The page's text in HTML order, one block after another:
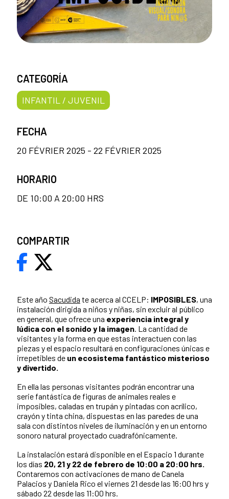
Este año Sacudida te acerca al CCELP: IMPOSIBLES, una
instalación dirigida a niños y niñas, sin excluir al público
en general, que ofrece una experiencia integral y
lúdica con el sonido y la imagen. La cantidad de
visitantes y la forma en que estas interactuen con las
piezas y el espacio resultará en configuraciones únicas e
irrepetibles de un ecosistema fantástico misterioso
y divertido.
En ella las personas visitantes podrán encontrar una
serie fantástica de figuras de animales reales e
imposibles, caladas en trupán y pintadas con acrílico,
crayón y tinta china, dispuestas en las paredes de una
sala con distintos niveles de iluminación y en un entorno
sonoro natural proyectado cuadrafónicamente.
La instalación estará disponible en el Espacio 1 durante
los días 20, 21 y 22 de febrero de 10:00 a 20:00 hrs.
Contaremos con activaciones de mano de Canela
Palacios y Daniela Rico el viernes 21 desde las 16:00 hrs y
sábado 22 desde las 11:00 hrs.
CATEGORÍA
INFANTIL / JUVENIL
FECHA
20 FÉVRIER 2025 - 22 FÉVRIER 2025
HORARIO
DE 10:00 A 20:00 HRS
COMPARTIR